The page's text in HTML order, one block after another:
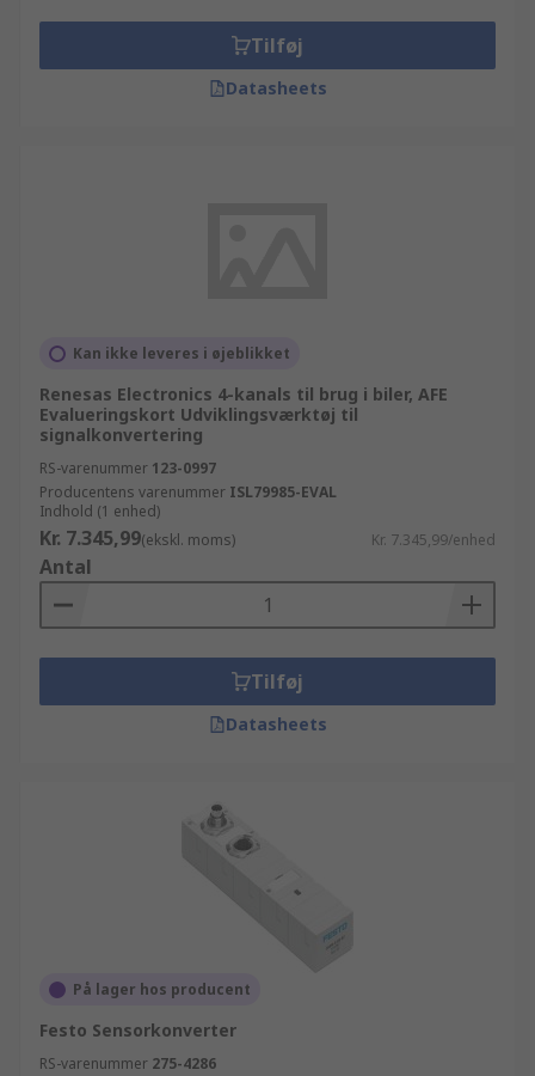
Tilføj
Datasheets
Kan ikke leveres i øjeblikket
Renesas Electronics 4-kanals til brug i biler, AFE
Evalueringskort Udviklingsværktøj til
signalkonvertering
RS-varenummer 123-0997
Producentens varenummer ISL79985-EVAL
Indhold (1 enhed)
Kr. 7.345,99(ekskl. moms) Kr. 7.345,99/enhed
Antal
Tilføj
Datasheets
På lager hos producent
Festo Sensorkonverter
RS-varenummer 275-4286